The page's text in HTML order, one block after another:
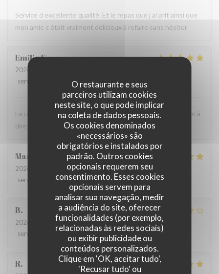
O restaurante e seus
parceiros utilizam cookies
neste site, o que pode implicar
na coleta de dados pessoais.
Os cookies denominados
«necessários» são
obrigatórios e instalados por
padrão. Outros cookies
opcionais requerem seu
consentimento. Esses cookies
opcionais servem para
analisar sua navegação, medir
a audiência do site, oferecer
funcionalidades (por exemplo,
relacionadas às redes sociais)
ou exibir publicidade ou
conteúdos personalizados.
Clique em 'OK, aceitar tudo',
'Recusar tudo' ou
Service d excellente qualité. Et le repas que j ai prit ainsi que
mon amie c était vraiment délicieux à refaire sans hésiter
EmilieF
2026-07-24
service
ambience /5 :
La cuisine est très bonne et le personnel est agréable. Rien à
dire ! C'est toujours un bon moment.
Marie
2026-07-21
- 19:30 - guests 2
service
ambience: 5/5 menu:5/5 quality_price
B
2026-07-08
- 20:00 - guests 4
service
ambience: 4/5 menu: 4/5 quality_price
R